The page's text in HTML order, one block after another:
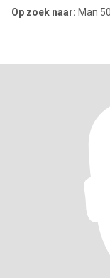
Op zoek naar: Man